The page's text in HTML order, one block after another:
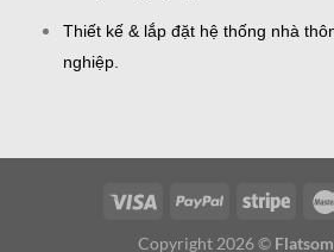
Thiết kế & lắp đặt hệ thống nhà
nghiệp.
Copyright 2026 ©